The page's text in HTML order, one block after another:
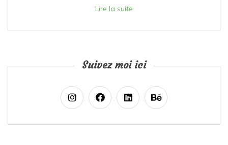
Lire la suite
Suivez moi ici